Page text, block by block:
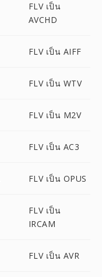
FLV เป็น
AVCHD
FLV เป็น AIFF
FLV เป็น WTV
FLV เป็น M2V
FLV เป็น AC3
FLV เป็น OPUS
FLV เป็น
IRCAM
FLV เป็น AVR